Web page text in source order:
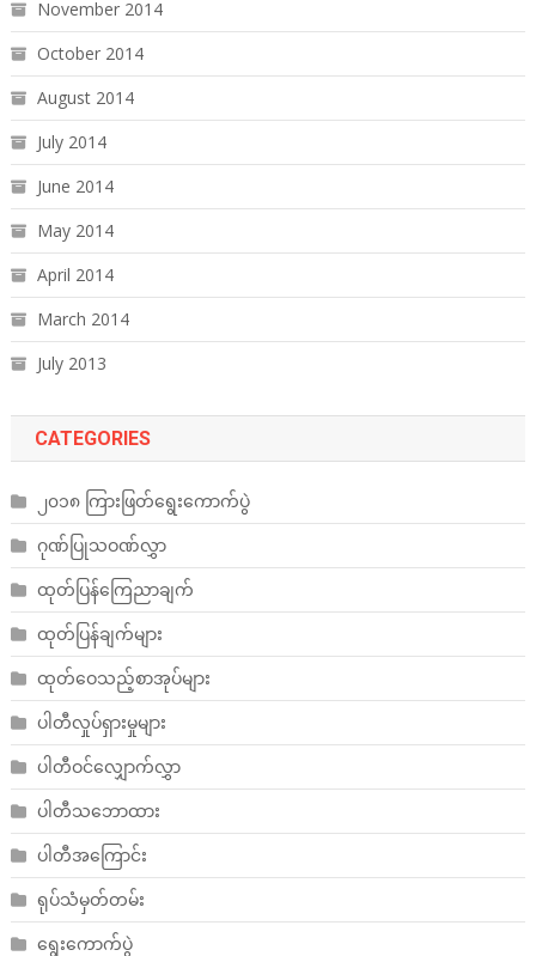
November 2014
October 2014
August 2014
July 2014
June 2014
May 2014
April 2014
March 2014
July 2013
CATEGORIES
၂၀၁၈ ကြားဖြတ်ရွေးကောက်ပွဲ
ဂုဏ်ပြုသဝဏ်လွှာ
ထုတ်ပြန်ကြေညာချက်
ထုတ်ပြန်ချက်များ
ထုတ်ဝေသည့်စာအုပ်များ
ပါတီလှုပ်ရှားမှုများ
ပါတီဝင်လျှောက်လွှာ
ပါတီသဘောထား
ပါတီအကြောင်း
ရုပ်သံမှတ်တမ်း
ရွေးကောက်ပွဲ